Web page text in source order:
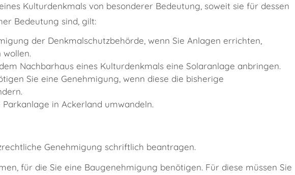
Kulturdenkmals von besonderer Bedeutung, soweit sie für dessen
Bedeutung sind, gilt:
der Denkmalschutzbehörde, wenn Sie Anlagen errichten,
Nachbarhaus eines Kulturdenkmals eine Solaranlage anbringen.
Sie eine Genehmigung, wenn diese die bisherige
in Ackerland umwandeln.
Genehmigung schriftlich beantragen.
für die Sie eine Baugenehmigung benötigen. Für diese müssen Sie